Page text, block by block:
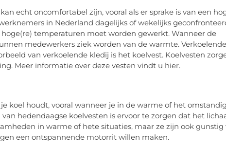
echt oncomfortabel zijn, vooral als er sprake is van een
in Nederland dagelijks of wekelijks
temperaturen moet worden gewerkt. Wanneer de
medewerkers ziek worden van de warmte.
van verkoelende kledij is het koelvest. Koelvesten
Meer informatie over deze vesten vindt u hier.
koel houdt, vooral wanneer je in de warme of het
hedendaagse koelvesten is ervoor te zorgen dat het
in warme of hete situaties, maar ze zijn ook gunstig
een ontspannende motorrit willen maken.